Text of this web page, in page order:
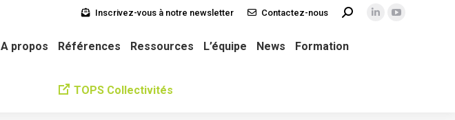
Inscrivez-vous à notre newsletter Contactez-nous
Recherche
A propos Références Ressources L’équipe News Formation
TOPS Collectivités
L’équipe TOPS Collectivités